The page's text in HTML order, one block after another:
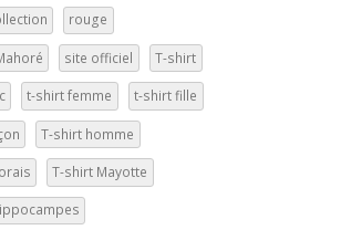
rouge
site officiel T-shirt
t-shirt femme t-shirt fille
T-shirt homme
T-shirt Mayotte